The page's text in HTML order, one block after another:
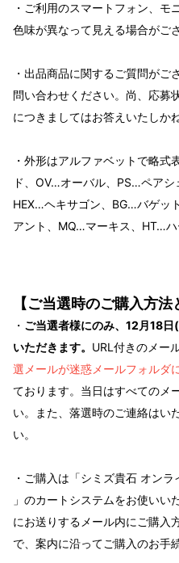
・ご利用のスマートフォン、
色味が異なって見える場合がご
・出品商品に関するご質問がご
問い合わせください。尚、応募
につきましてはお答えいたしか
・外形はアルファベットで略
ド、OV…オーバル、PS…ペアシ
HEX…ヘキサゴン、BG…バゲッ
アント、MQ…マーキス、HT…ハ
【ご当選時のご購入方法
・ ご当選者様にのみ、12 月18日
いただきます。 URL付きのメー
選メールが迷惑メールフォルダ
ております。当日はすべてのメ
い。また、落選時のご連絡はい
い。
・ご購入は「シミズ貴石 オンラ
」のカートシステムをお使いい
にお送りするメール内に ご購入
で、案内に沿ってご購入のお手